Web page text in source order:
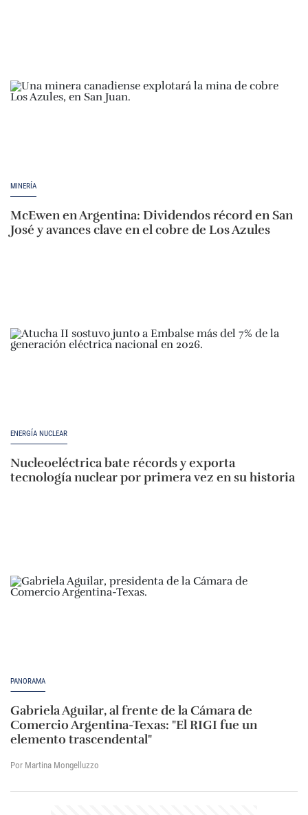
MINERÍA
McEwen en Argentina: Dividendos récord en San
José y avances clave en el cobre de Los Azules
ENERGÍA NUCLEAR
Nucleoeléctrica bate récords y exporta
tecnología nuclear por primera vez en su historia
PANORAMA
Gabriela Aguilar, al frente de la Cámara de
Comercio Argentina-Texas: "El RIGI fue un
elemento trascendental"
Por Martina Mongelluzzo